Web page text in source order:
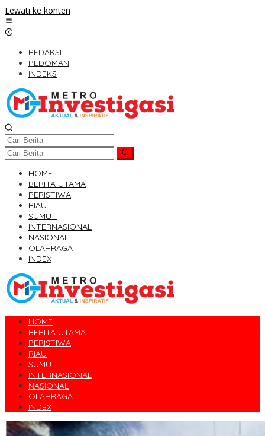
Lewati ke konten
REDAKSI
PEDOMAN
INDEKS
HOME
BERITA UTAMA
PERISTIWA
RIAU
SUMUT
INTERNASIONAL
NASIONAL
OLAHRAGA
INDEX
HOME
BERITA UTAMA
PERISTIWA
RIAU
SUMUT
INTERNASIONAL
NASIONAL
OLAHRAGA
INDEX